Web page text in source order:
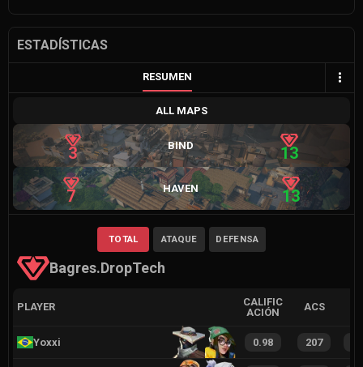
ESTADÍSTICAS
RESUMEN
ALL MAPS
3 BIND 13
7 HAVEN 13
Bagres.DropTech
TOTAL ATAQUE DEFENSA
PLAYER
CALIFIC
ACIÓN
ACS
Yoxxi 0.98 207